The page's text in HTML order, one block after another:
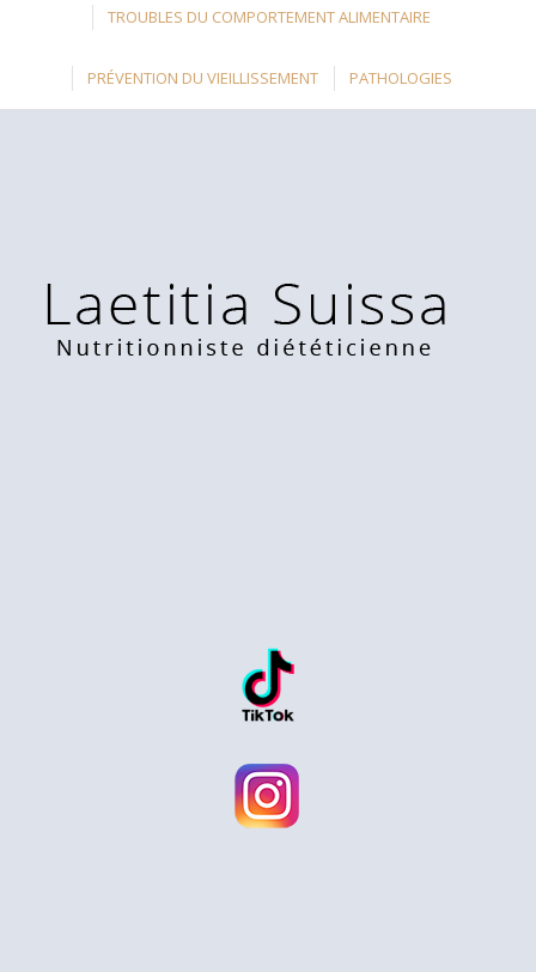
TROUBLES DU COMPORTEMENT ALIMENTAIRE
PRÉVENTION DU VIEILLISSEMENT PATHOLOGIES